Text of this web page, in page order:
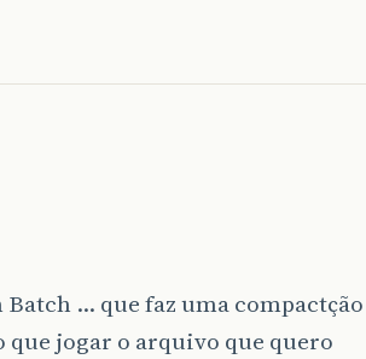
… que faz uma compactção
jogar o arquivo que quero